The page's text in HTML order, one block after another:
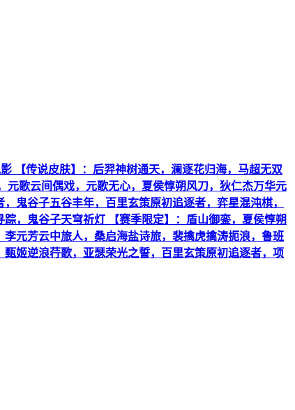
【传说皮肤】：后羿神树通天，澜逐花归海，马超无双
歌云间偶戏，元歌无心，夏侯惇朔风刀，狄仁杰万华元
鬼谷子五谷丰年，百里玄策原初追逐者，弈星混沌棋，
，鬼谷子天穹祈灯 【赛季限定】：盾山御銮，夏侯惇朔
元芳云中旅人，桑启海盐诗旅，裴擒虎擒涛扼浪，鲁班
姬逆浪荇歌，亚瑟荣光之誓，百里玄策原初追逐者，项